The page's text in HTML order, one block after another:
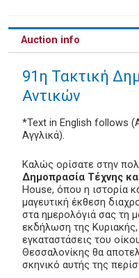
Auction info
91η Τακτική
Αντικών
*Text in English follows
Αγγλικά).
Καλώς ορίσατε στην
Δημοπρασία Τέχνης
House, όπου η ιστορία
μαγευτική έκθεση
στα ημερολόγιά σας τη
εκδήλωση της
εγκαταστάσεις του
Θεσσαλονίκης θα
σκηνικό αυτής της